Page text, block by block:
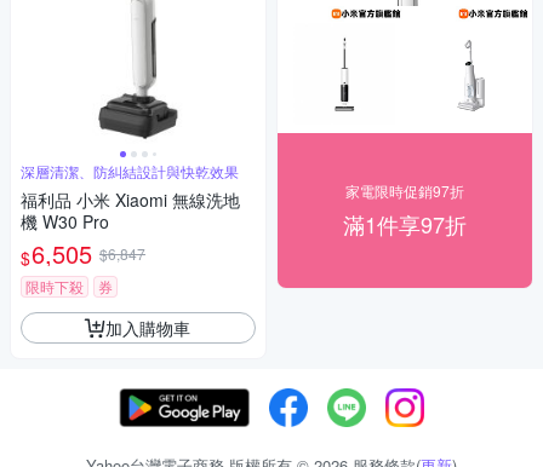
深層清潔、防糾結設計與快乾效果
福利品 小米 Xiaomi 無線洗地
機 W30 Pro
$6,505 $6,847
限時下殺
券
加入購物車
家電限時促銷97折
滿1件享97折